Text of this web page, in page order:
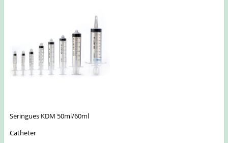
Seringues KDM 50ml/60ml
Catheter